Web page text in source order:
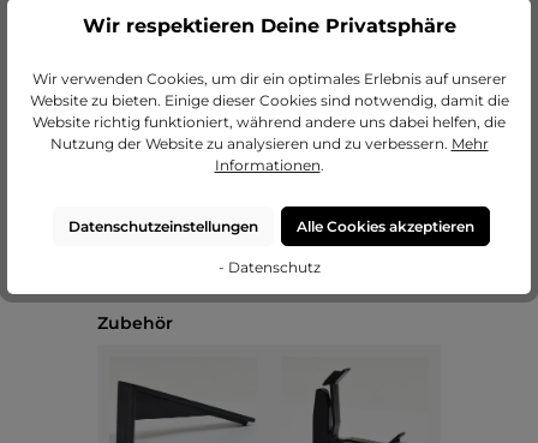
Produktgalerie überspringen
Zubehör
Wir respektieren Deine Privatsphäre
Wir verwenden Cookies, um dir ein optimales Erlebnis auf unserer
Website zu bieten. Einige dieser Cookies sind notwendig, damit die
Website richtig funktioniert, während andere uns dabei helfen, die
Nutzung der Website zu analysieren und zu verbessern. Mehr
Informationen.
Datenschutzeinstellungen Alle Cookies akzeptieren
- Datenschutz